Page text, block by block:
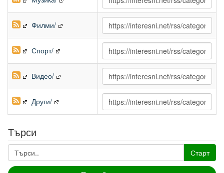
Филми/
Спорт/
Видео/
Други/
Търси
Старт